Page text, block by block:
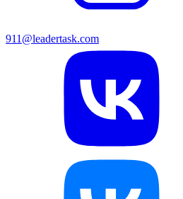
911@leadertask.com